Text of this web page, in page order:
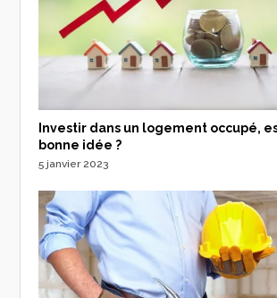
Investir dans un logement occupé,
bonne idée ?
5 janvier 2023